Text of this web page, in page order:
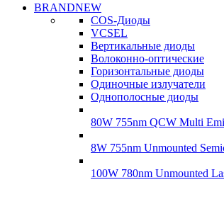
Гироскопы
Подробнее
Гироскопы
Подробнее
BRANDNEW
COS-Диоды
VCSEL
Вертикальные диоды
Волоконно-оптические
Горизонтальные диоды
Одиночные излучатели
Однополосные диоды
80W 755nm QCW Multi
8W 755nm Unmounted
100W 780nm Unmounted